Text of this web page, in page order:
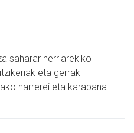
saharar herriarekiko
eta gerrak
harrerei eta karabana